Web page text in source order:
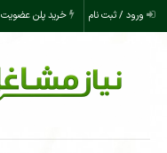
ورود / ثبت نام خرید پلن عضویت